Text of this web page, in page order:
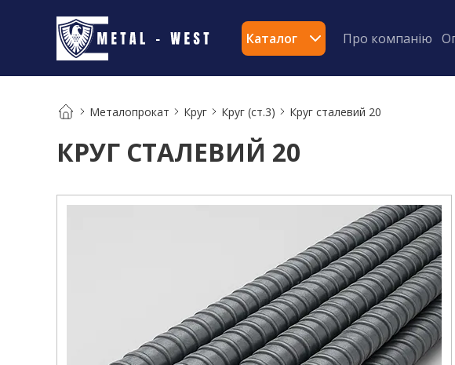
Каталог Про компанію
Металопрокат Круг Круг (ст.3) Круг сталевий 20
КРУГ СТАЛЕВИЙ 20